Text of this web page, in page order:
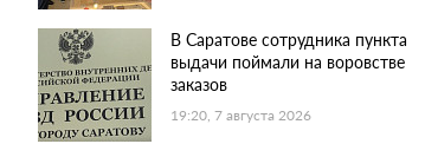
В Саратове сотрудника пункта
выдачи поймали на воровстве
заказов
19:20, 7 августа 2026